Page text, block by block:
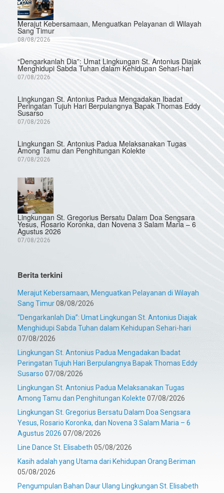
Merajut Kebersamaan, Menguatkan Pelayanan di Wilayah
Sang Timur
08/08/2026
“Dengarkanlah Dia”: Umat Lingkungan St. Antonius Diajak
Menghidupi Sabda Tuhan dalam Kehidupan Sehari-hari
07/08/2026
Lingkungan St. Antonius Padua Mengadakan Ibadat
Peringatan Tujuh Hari Berpulangnya Bapak Thomas Eddy
Susarso
07/08/2026
Lingkungan St. Antonius Padua Melaksanakan Tugas
Among Tamu dan Penghitungan Kolekte
07/08/2026
Lingkungan St. Gregorius Bersatu Dalam Doa Sengsara
Yesus, Rosario Koronka, dan Novena 3 Salam Maria – 6
Agustus 2026
07/08/2026
Berita terkini
Merajut Kebersamaan, Menguatkan Pelayanan di Wilayah
Sang Timur08/08/2026
“Dengarkanlah Dia”: Umat Lingkungan St. Antonius Diajak
Menghidupi Sabda Tuhan dalam Kehidupan Sehari-hari
07/08/2026
Lingkungan St. Antonius Padua Mengadakan Ibadat
Peringatan Tujuh Hari Berpulangnya Bapak Thomas Eddy
Susarso 07/08/2026
Lingkungan St. Antonius Padua Melaksanakan Tugas
Among Tamu dan Penghitungan Kolekte 07/08/2026
Lingkungan St. Gregorius Bersatu Dalam Doa Sengsara
Yesus, Rosario Koronka, dan Novena 3 Salam Maria – 6
Agustus 2026 07/08/2026
Line Dance St. Elisabeth 05/08/2026
Kasih adalah yang Utama dari Kehidupan Orang Beriman
05/08/2026
Pengumpulan Bahan Daur Ulang Lingkungan St. Elisabeth